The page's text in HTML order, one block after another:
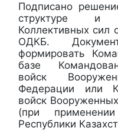
Подписано
структуре и
Коллективных сил
ОДКБ.
формировать
базе
войск
Федерации или
войск
(при
Республики